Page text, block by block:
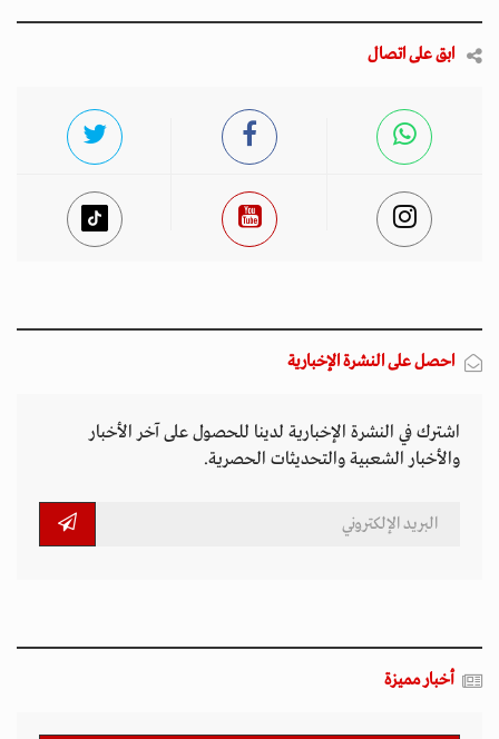
ابق على اتصال
احصل على النشرة الإخبارية
اشترك في النشرة الإخبارية لدينا للحصول على آخر الأخبار
والأخبار الشعبية والتحديثات الحصرية.
أخبار مميزة